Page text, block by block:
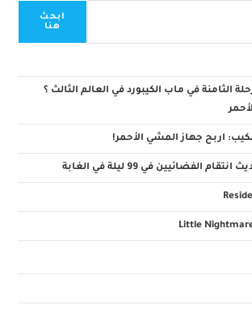
ابحث
هنا
الثامنة في ماب الكيبورد في العالم الثالث ؟
اربح جهاز المشي الأحمر!